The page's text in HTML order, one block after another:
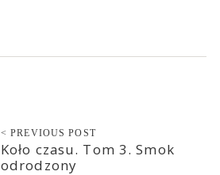
< PREVIOUS POST
Koło czasu. Tom 3. Smok
odrodzony